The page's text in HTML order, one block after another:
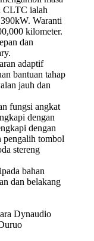
CLTC ialah
Waranti
kilometer.
dan
adaptif
bantuan tahap
jauh dan
fungsi angkat
dengan
dengan
pengalih tombol
stereng
bahan
dan belakang
Dynaudio